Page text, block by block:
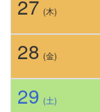
27 (木)
28 (金)
29 (土)